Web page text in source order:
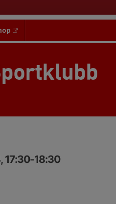
17:30-18:30